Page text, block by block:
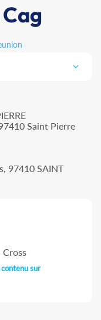
Saint Pierre
97410 SAINT
sur